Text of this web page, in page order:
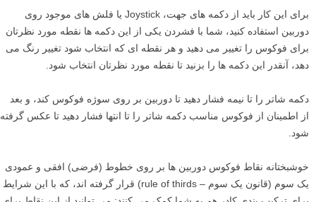
برای این کار باید از دکمه های جهت، Joystick یا فلش های موجود روی
دوربین استفاده کنید، شما با فشردن یکی از این دکمه ها نقطه مورد نظرتان
برای فوکوس را تغییر می دهید و هر نقطه ای که انتخاب شود تغییر رنگ می
دهد، آنقدر این دکمه ها را بزنید تا نقطه مورد نظرتان انتخاب شود.
دکمه شاتر را تا نیمه فشار دهید تا دوربین بر روی سوژه فوکوس کند، و بعد
از اطمینان از فوکوس مناسب دکمه شاتر را تا انتها فشار دهید تا عکس گرفته
شود.
خوشبختانه نقاط فوکوس دوربین ها بر روی خطوط (فرضی) افقی و عمودی
یک سوم (قانون یک سوم – rule of thirds) قرار گرفته اند، که با این شرایط